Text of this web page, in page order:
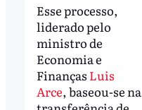
Esse processo,
liderado pelo
ministro de
Economia e
Finanças Luis
Arce, baseou-se na